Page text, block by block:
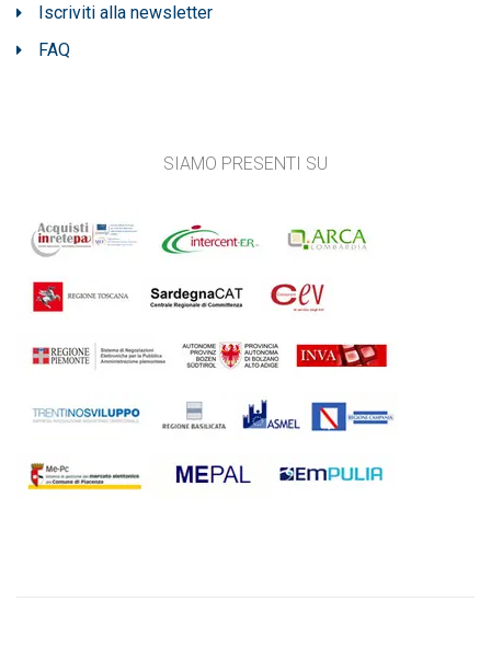
Iscriviti alla newsletter
FAQ
SIAMO PRESENTI SU